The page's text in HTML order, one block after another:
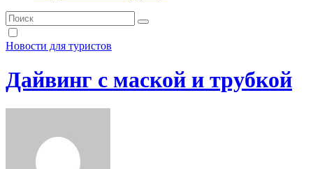
Новости для туристов
Дайвинг с маской и трубкой